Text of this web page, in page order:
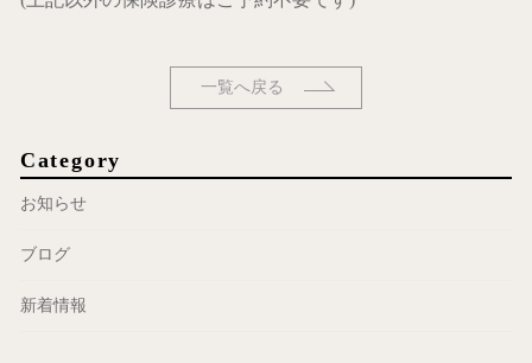
一覧へ戻る
Category
お知らせ
ブログ
新着情報